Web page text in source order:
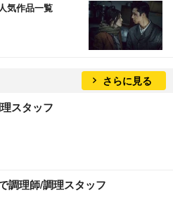
気作品一覧
さらに見る
スタッフ
調理師/調理スタッフ